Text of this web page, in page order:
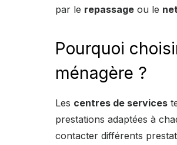
par le repassage ou le
Pourquoi
ménagère ?
Les centres de services
prestations adaptées à
contacter différents